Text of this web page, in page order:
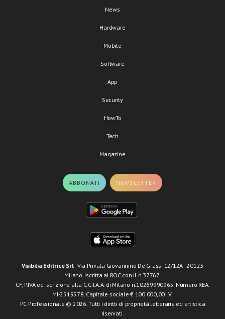
News
Hardware
Mobile
Software
App
Security
HowTo
Tech
Magazine
ABBONATI NEWSLETTER
Visibilia Editrice Srl- Via Privata Giovannino De Grassi 12/12A - 20123
Milano. Iscritta al ROC con il n.37767.
CF, P.IVA ed iscrizione alla C.C.I.A.A. di Milano n.10269990965. Numero REA:
MI-2519578. Capitale sociale € 100.000,00 I.V.
PC Professionale © 2026. Tutti i diritti di proprietà letteraria ed artistica
riservati.